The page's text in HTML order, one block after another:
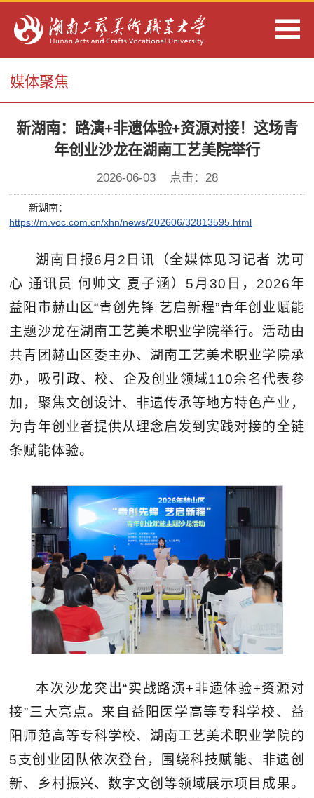
媒体聚焦
新湖南：路演+非遗体验+资源对接！这场青
年创业沙龙在湖南工艺美院举行
2026-06-03 点击： 28
新湖南：
https://m.voc.com.cn/xhn/news/202606/32813595.html
湖南日报6月2日讯（全媒体见习记者 沈可
心 通讯员 何帅文 夏子涵）5月30日，2026年
益阳市赫山区“青创先锋 艺启新程”青年创业赋能
主题沙龙在湖南工艺美术职业学院举行。活动由
共青团赫山区委主办、湖南工艺美术职业学院承
办，吸引政、校、企及创业领域110余名代表参
加，聚焦文创设计、非遗传承等地方特色产业，
为青年创业者提供从理念启发到实践对接的全链
条赋能体验。
本次沙龙突出“实战路演+非遗体验+资源对
接”三大亮点。来自益阳医学高等专科学校、益
阳师范高等专科学校、湖南工艺美术职业学院的
5支创业团队依次登台，围绕科技赋能、非遗创
新、乡村振兴、数字文创等领域展示项目成果。